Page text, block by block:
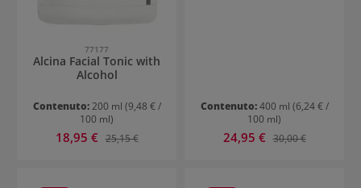
77177
Alcina Facial Tonic with
Alcohol
Contenuto:200 ml (9,48 € /
100 ml)
Prezzo di vendita:
18,95 € Prezzo normale:
25,15 €
Contenuto:400 ml (6,24 € /
100 ml)
Prezzo di vendita:
24,95 € Prezzo normale:
30,00 €